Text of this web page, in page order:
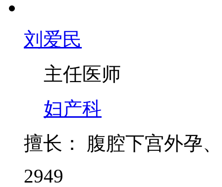
刘爱民
主任医师
妇产科
擅长：
腹腔下宫外孕
2949